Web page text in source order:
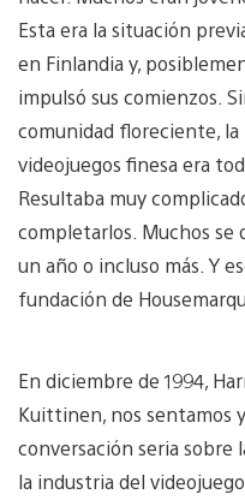
Esta era la situación
en Finlandia y,
impulsó sus comienzos.
comunidad floreciente,
videojuegos finesa era
Resultaba muy
completarlos. Muchos se
un año o incluso más. Y
fundación de
En diciembre de 1994,
Kuittinen, nos sentamos
conversación seria sobre
la industria del